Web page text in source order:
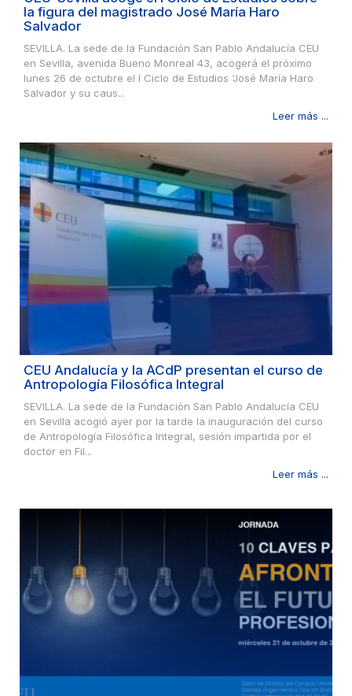
la figura del magistrado José María Haro
Salvador
SEVILLA. La sede de la Fundación San Pablo Andalucía CEU
en Sevilla, avenida Bueno Monreal 43, acogerá el próximo
lunes 26 de octubre el I Ciclo de Estudios ‘José María Haro
Salvador y su caus...
Leer más ...
CEU Andalucía y la ACdP presentan el curso de
Antropología Filosófica Integral
SEVILLA. La sede de la Fundación San Pablo Andalucía CEU
en Sevilla acogió ayer por la tarde la inauguración del curso
de Antropología Filosófica Integral, sesión impartida por el
doctor en Fil...
Leer más ...